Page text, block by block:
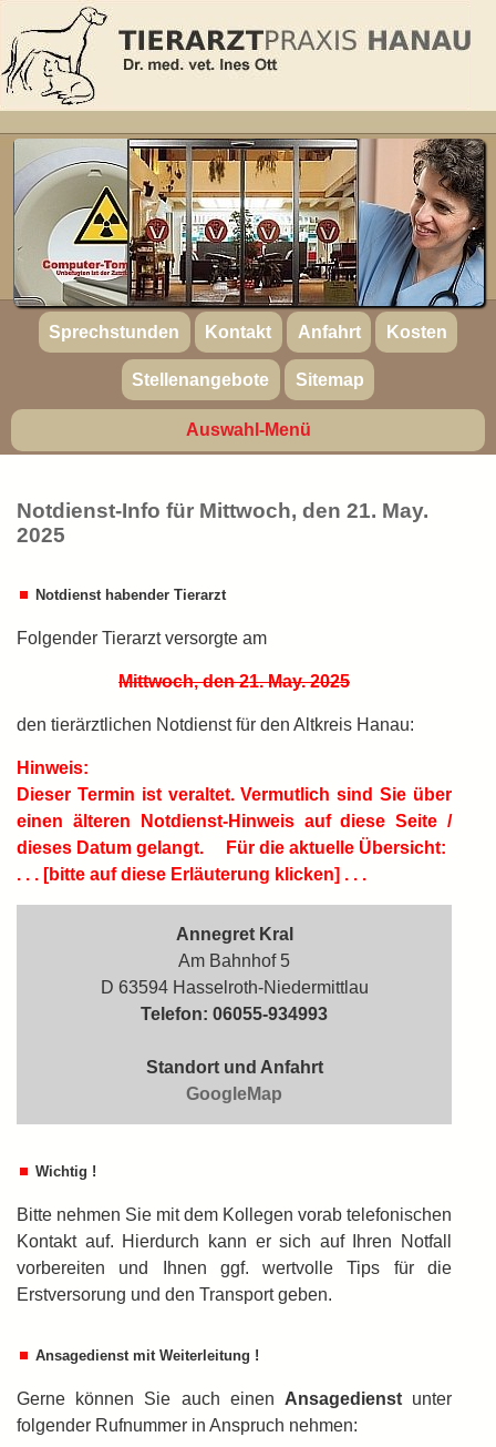
Sprechstunden Kontakt Anfahrt Kosten
Stellenangebote Sitemap
Auswahl-Menü
Notdienst-Info für Mittwoch, den 21. May.
2025
Notdienst habender Tierarzt
Folgender Tierarzt versorgte am
Mittwoch, den 21. May. 2025
den tierärztlichen Notdienst für den Altkreis Hanau:
Hinweis:
Dieser Termin ist veraltet.Vermutlich sind Sie über
einen älteren Notdienst-Hinweis auf diese Seite /
dieses Datum gelangt.
Für die aktuelle Übersicht:
. . . [bitte auf diese Erläuterung klicken] . . .
Annegret Kral
Am Bahnhof 5
D 63594 Hasselroth-Niedermittlau
Telefon: 06055-934993
Standort und Anfahrt
GoogleMap
Wichtig !
Bitte nehmen Sie mit dem Kollegen vorab telefonischen
Kontakt auf. Hierdurch kann er sich auf Ihren Notfall
vorbereiten und Ihnen ggf. wertvolle Tips für die
Erstversorung und den Transport geben.
Ansagedienst mit Weiterleitung !
Gerne können Sie auch einen An­sa­ge­dienstunter
folgender Rufnummer in An­spruch nehmen: